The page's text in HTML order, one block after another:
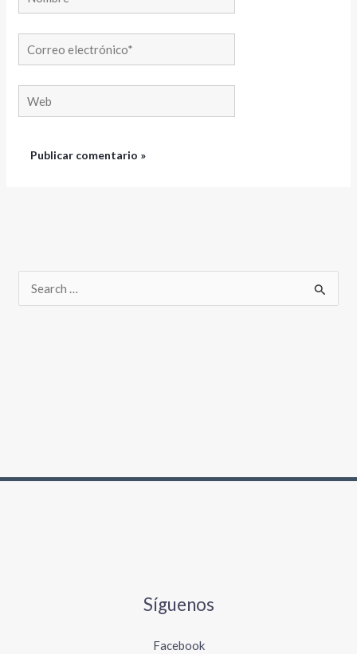
Correo
electrónico*
Web
Síguenos
Facebook